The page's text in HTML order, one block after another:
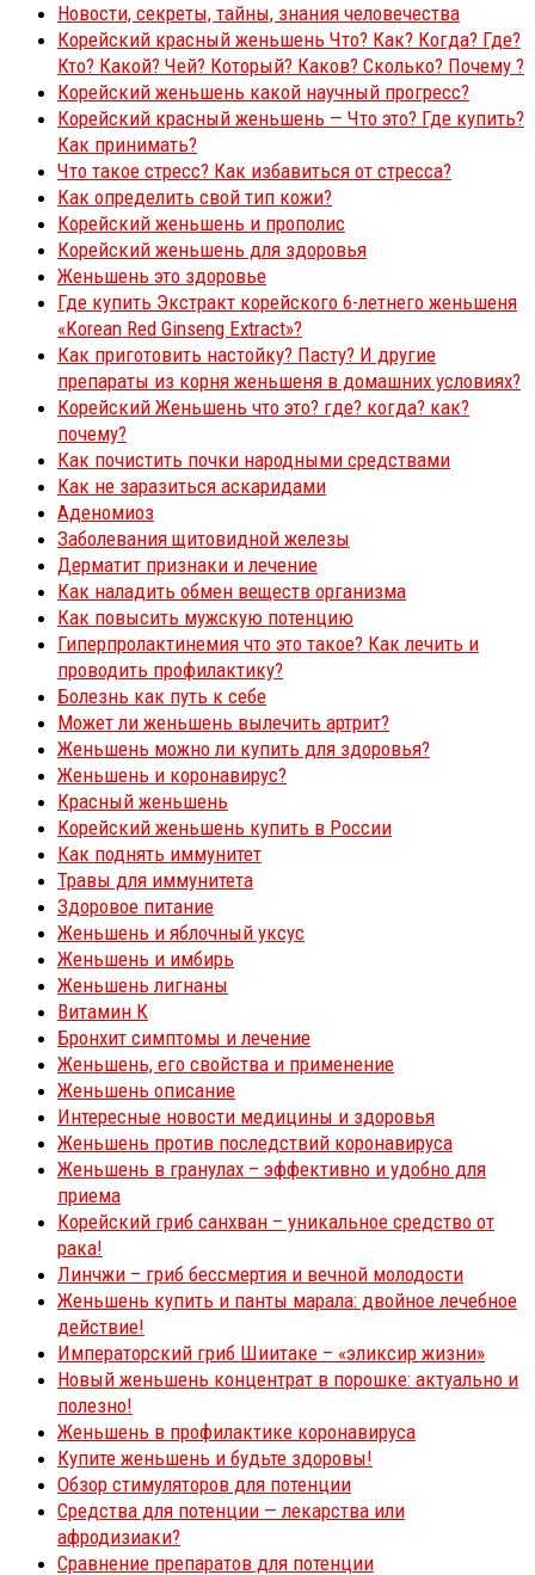
Новости, секреты, тайны, знания человечества
Корейский красный женьшень Что? Как? Когда? Где?
Кто? Какой? Чей? Который? Каков? Сколько? Почему ?
Корейский женьшень какой научный прогресс?
Корейский красный женьшень — Что это? Где купить?
Как принимать?
Что такое стресс? Как избавиться от стресса?
Как определить свой тип кожи?
Корейский женьшень и прополис
Корейский женьшень для здоровья
Женьшень это здоровье
Где купить Экстракт корейского 6-летнего женьшеня
«Korean Red Ginseng Extract»?
Как приготовить настойку? Пасту? И другие
препараты из корня женьшеня в домашних условиях?
Корейский Женьшень что это? где? когда? как?
почему?
Как почистить почки народными средствами
Как не заразиться аскаридами
Аденомиоз
Заболевания щитовидной железы
Дерматит признаки и лечение
Как наладить обмен веществ организма
Как повысить мужскую потенцию
Гиперпролактинемия что это такое? Как лечить и
проводить профилактику?
Болезнь как путь к себе
Может ли женьшень вылечить артрит?
Женьшень можно ли купить для здоровья?
Женьшень и коронавирус?
Красный женьшень
Корейский женьшень купить в России
Как поднять иммунитет
Травы для иммунитета
Здоровое питание
Женьшень и яблочный уксус
Женьшень и имбирь
Женьшень лигнаны
Витамин К
Бронхит симптомы и лечение
Женьшень, его свойства и применение
Женьшень описание
Интересные новости медицины и здоровья
Женьшень против последствий коронавируса
Женьшень в гранулах – эффективно и удобно для
приема
Корейский гриб санхван – уникальное средство от
рака!
Линчжи – гриб бессмертия и вечной молодости
Женьшень купить и панты марала: двойное лечебное
действие!
Императорский гриб Шиитаке – «эликсир жизни»
Новый женьшень концентрат в порошке: актуально и
полезно!
Женьшень в профилактике коронавируса
Купите женьшень и будьте здоровы!
Обзор стимуляторов для потенции
Средства для потенции — лекарства или
афродизиаки?
Сравнение препаратов для потенции